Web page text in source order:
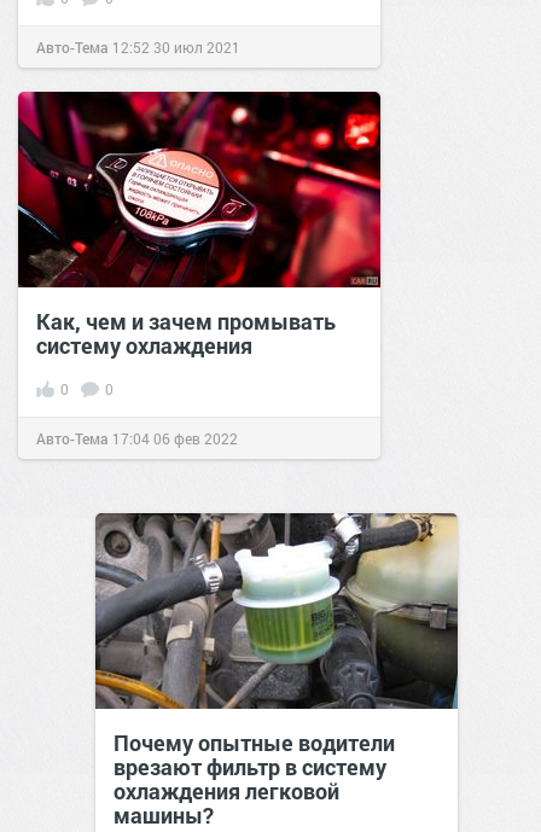
Авто-Тема 12:52 30 июл 2021
Как, чем и зачем промывать
систему охлаждения
0 0
Авто-Тема 17:0406 фев 2022
Почему опытные водители
врезают фильтр в систему
охлаждения легковой
машины?